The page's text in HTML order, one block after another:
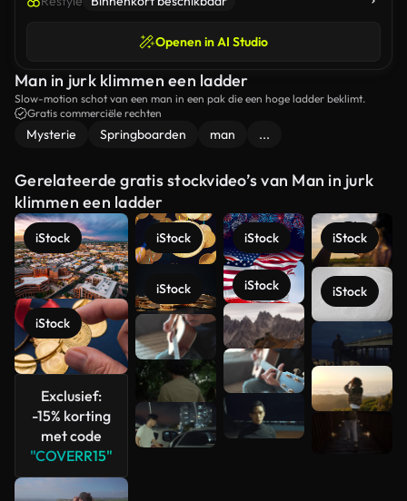
Openen in AI Studio
Man in jurk klimmen een ladder
Slow-motion schot van een man in een pak die een hoge ladder beklimt.
Gratis commerciële rechten
Mysterie Springboarden man ...
Gerelateerde gratis stockvideo’s van Man in jurk
klimmen een ladder
iStock
iStock
Exclusief:
-15% korting
met code
"COVERR15"
iStock
iStock
iStock
iStock
iStock
iStock
Meer
bekijken